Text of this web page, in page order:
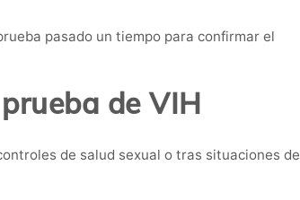
pasado un tiempo para confirmar el
de VIH
de salud sexual o tras situaciones de